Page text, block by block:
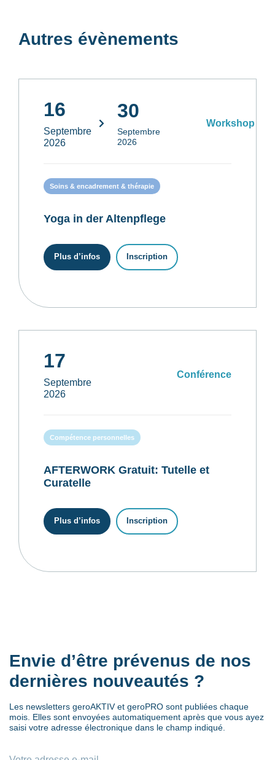
Autres évènements
16
Septembre
2026
30
Septembre
2026
Workshop
Soins & encadrement & thérapie
Yoga in der Altenpflege
Plus d’infos Inscription
17
Septembre
2026
Conférence
Compétence personnelles
AFTERWORK Gratuit: Tutelle et
Curatelle
Plus d’infos Inscription
Envie d’être prévenus de nos
dernières nouveautés ?
Les newsletters geroAKTIV et geroPRO sont publiées chaque
mois. Elles sont envoyées automatiquement après que vous ayez
saisi votre adresse électronique dans le champ indiqué.